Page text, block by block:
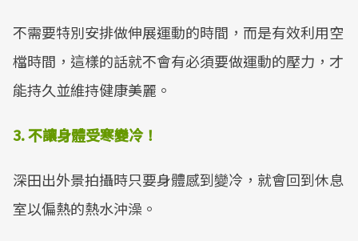
不需要特別安排做伸展運動的時間，而是有效利用空
檔時間，這樣的話就不會有必須要做運動的壓力，才
能持久並維持健康美麗。
3. 不讓身體受寒變冷！
深田出外景拍攝時只要身體感到變冷，就會回到休息
室以偏熱的熱水沖澡。